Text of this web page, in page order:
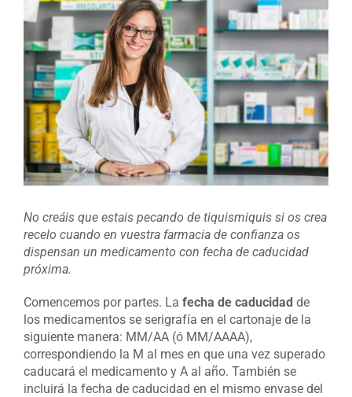
imagen
más
grande
No creáis que estais pecando de tiquismiquis si os crea
recelo cuando en vuestra farmacia de confianza os
dispensan un medicamento con fecha de caducidad
próxima.
Comencemos por partes. La fecha de caducidad de
los medicamentos se serigrafía en el cartonaje de la
siguiente manera: MM/AA (ó MM/AAAA),
correspondiendo la M al mes en que una vez superado
caducará el medicamento y A al año. También se
incluirá la fecha de caducidad en el mismo envase del